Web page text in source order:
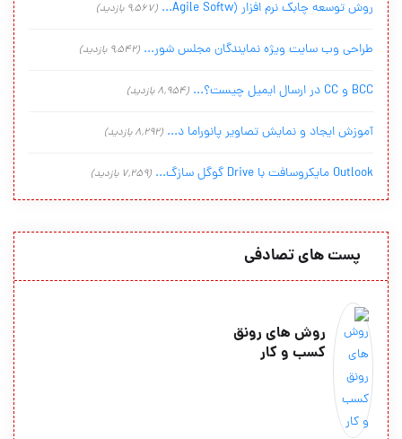
روش توسعه چابک نرم افزار (Agile Softw... (9,567 بازدید)
طراحی وب سایت ویژه نمایندگان مجلس شور... (9,542 بازدید)
BCC و CC در ارسال ایمیل چیست؟... (8,954 بازدید)
آموزش ایجاد و نمایش تصاویر پانوراما د... (8,292 بازدید)
Outlook مایکروسافت با Drive گوگل سازگ... (7,259 بازدید)
پست های تصادفی
روش های رونق
کسب و کار